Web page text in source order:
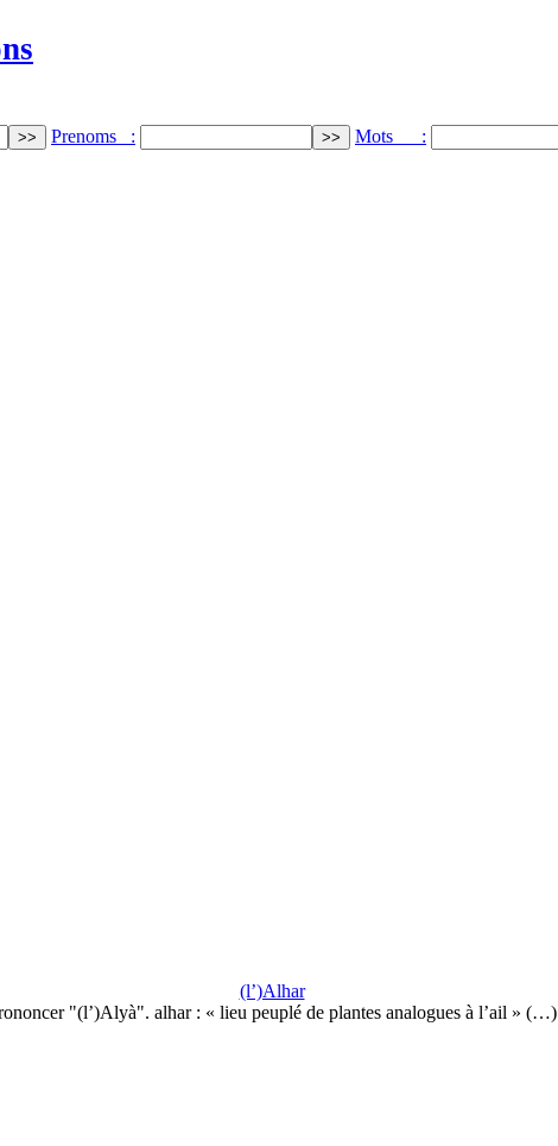
Prenoms : Mots :
(l’)Alhar
"(l’)Alyà". alhar : « lieu peuplé de plantes analogues à l’ail » (…)